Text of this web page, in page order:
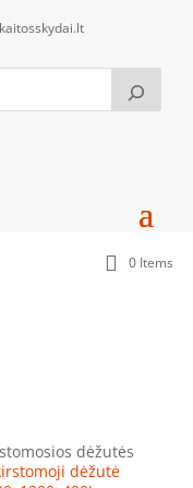
0 Items
dėžutės
dėžutė